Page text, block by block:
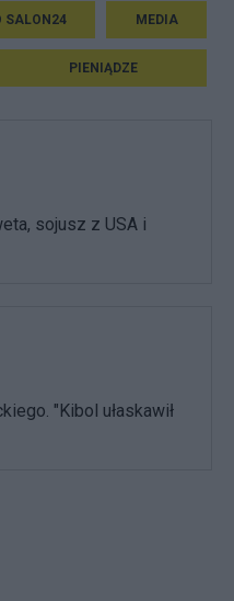
SALON24 MEDIA
PIENIĄDZE
sojusz z USA i
"Kibol ułaskawił